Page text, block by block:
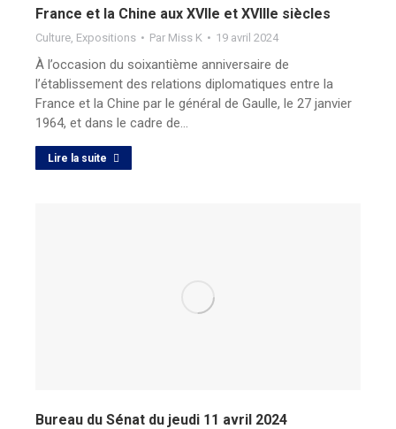
France et la Chine aux XVIIe et XVIIIe siècles
Culture Expositions Par Miss K 19 avril 2024
À l’occasion du soixantième anniversaire de
l’établissement des relations diplomatiques entre la
France et la Chine par le général de Gaulle, le 27 janvier
1964, et dans le cadre de…
Lire la suite
Bureau du Sénat du jeudi 11 avril 2024